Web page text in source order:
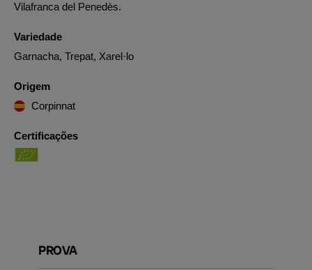
Vilafranca del Penedès.
Variedade
Garnacha, Trepat, Xarel·lo
Origem
Corpinnat
Certificações
PROVA